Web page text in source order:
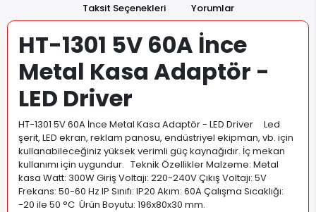
Taksit Seçenekleri
Yorumlar
HT-1301 5V 60A İnce
Metal Kasa Adaptör -
LED Driver
HT-1301 5V 60A İnce Metal Kasa Adaptör - LED Driver Led
şerit, LED ekran, reklam panosu, endüstriyel ekipman, vb. için
kullanabileceğiniz yüksek verimli güç kaynağıdır. İç mekan
kullanımı için uygundur. Teknik Özellikler Malzeme: Metal
kasa Watt: 300W Giriş Voltajı: 220-240V Çıkış Voltajı: 5V
Frekans: 50-60 Hz IP Sınıfı: IP20 Akım: 60A Çalışma Sıcaklığı:
-20 ile 50 °C Ürün Boyutu: 196x80x30 mm.